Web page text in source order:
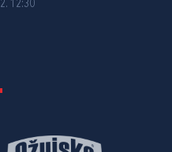
12:30